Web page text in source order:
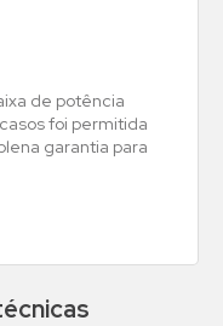
de potência
foi permitida
garantia para